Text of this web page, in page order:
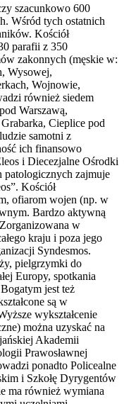
szacunkowo 600
Wśród tych ostatnich
Kościół
parafii z 350
zakonnych (męskie w:
Wysowej,
Wojnowie,
również siedem
Warszawą,
Cieplice pod
samotni z
ich finansowo
i Diecezjalne Ośrodki
patologicznych zajmuje
Kościół
ofiarom wojen (np. w
Bardzo aktywną
Zorganizowana w
kraju i poza jego
Syndesmos.
pielgrzymki do
Europy, spotkania
jest też
są w
wykształcenie
można uzyskać na
Akademii
Prawosławnej
ponadto Policealne
i Szkołę Dyrygentów
ma również wymiana